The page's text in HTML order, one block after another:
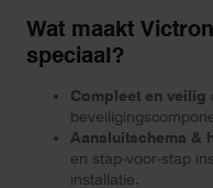
Wat maakt
speciaal?
Compleet en veilig
Aansluitschema &
en stap-voor-stap
installatie.